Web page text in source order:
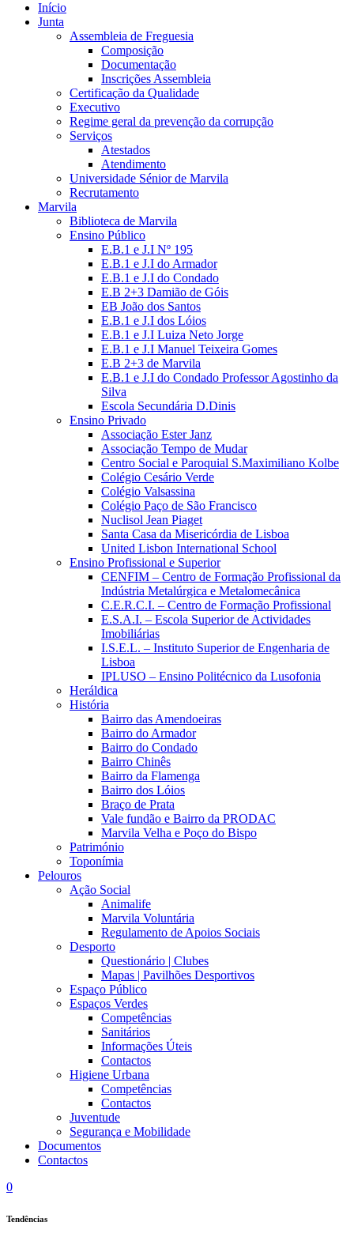
Início
Junta
Assembleia de Freguesia
Composição
Documentação
Inscrições Assembleia
Certificação da Qualidade
Executivo
Regime geral da prevenção da corrupção
Serviços
Atestados
Atendimento
Universidade Sénior de Marvila
Recrutamento
Marvila
Biblioteca de Marvila
Ensino Público
E.B.1 e J.I Nº 195
E.B.1 e J.I do Armador
E.B.1 e J.I do Condado
E.B 2+3 Damião de Góis
EB João dos Santos
E.B.1 e J.I dos Lóios
E.B.1 e J.I Luiza Neto Jorge
E.B.1 e J.I Manuel Teixeira Gomes
E.B 2+3 de Marvila
E.B.1 e J.I do Condado Professor Agostinho da
Silva
Escola Secundária D.Dinis
Ensino Privado
Associação Ester Janz
Associação Tempo de Mudar
Centro Social e Paroquial S.Maximiliano Kolbe
Colégio Cesário Verde
Colégio Valsassina
Colégio Paço de São Francisco
Nuclisol Jean Piaget
Santa Casa da Misericórdia de Lisboa
United Lisbon International School
Ensino Profissional e Superior
CENFIM – Centro de Formação Profissional da
Indústria Metalúrgica e Metalomecânica
C.E.R.C.I. – Centro de Formação Profissional
E.S.A.I. – Escola Superior de Actividades
Imobiliárias
I.S.E.L. – Instituto Superior de Engenharia de
Lisboa
IPLUSO – Ensino Politécnico da Lusofonia
Heráldica
História
Bairro das Amendoeiras
Bairro do Armador
Bairro do Condado
Bairro Chinês
Bairro da Flamenga
Bairro dos Lóios
Braço de Prata
Vale fundão e Bairro da PRODAC
Marvila Velha e Poço do Bispo
Património
Toponímia
Pelouros
Ação Social
Animalife
Marvila Voluntária
Regulamento de Apoios Sociais
Desporto
Questionário | Clubes
Mapas | Pavilhões Desportivos
Espaço Público
Espaços Verdes
Competências
Sanitários
Informações Úteis
Contactos
Higiene Urbana
Competências
Contactos
Juventude
Segurança e Mobilidade
Documentos
Contactos
0
Tendências